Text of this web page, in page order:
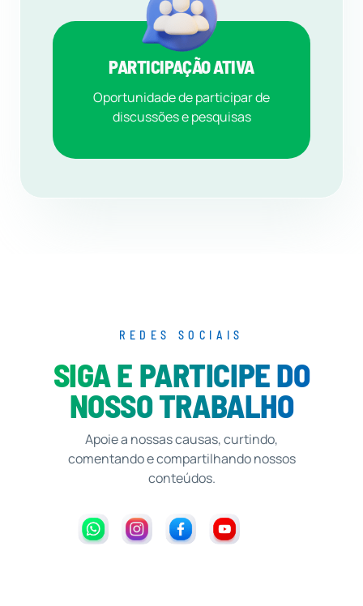
PARTICIPAÇÃO ATIVA
Oportunidade de participar de
discussões e pesquisas
REDES SOCIAIS
SIGA E PARTICIPE DO
NOSSO TRABALHO
Apoie a nossas causas, curtindo,
comentando e compartilhando nossos
conteúdos.